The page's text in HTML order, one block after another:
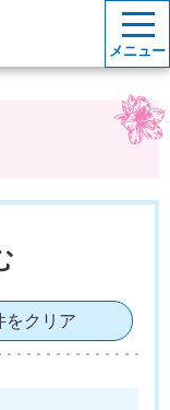
メニュー
をクリア